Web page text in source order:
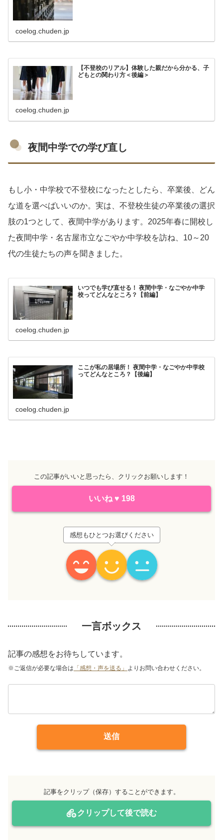
coelog.chuden.jp
【不登校のリアル】体験した親だから分かる、子
どもとの関わり方＜後編＞
coelog.chuden.jp
夜間中学での学び直し
もし小・中学校で不登校になったとしたら、卒業後、どん
な道を選べばいいのか。実は、不登校生徒の卒業後の選択
肢の1つとして、夜間中学があります。2025年春に開校し
た夜間中学・名古屋市立なごやか中学校を訪ね、10～20
代の生徒たちの声を聞きました。
いつでも学び直せる！ 夜間中学・なごやか中学
校ってどんなところ？【前編】
coelog.chuden.jp
ここが私の居場所！ 夜間中学・なごやか中学校
ってどんなところ？【後編】
coelog.chuden.jp
この記事がいいと思ったら、クリックお願いします！
いいね ♥ 198
感想もひとつお選びください
一言ボックス
記事の感想をお待ちしています。
※ご返信が必要な場合は 「感想・声を送る」 よりお問い合わせください。
送信
記事をクリップ（保存）することができます。
クリップして後で読む